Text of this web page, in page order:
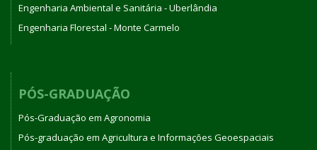
Engenharia Ambiental e Sanitária - Uberlândia
Engenharia Florestal - Monte Carmelo
PÓS-GRADUAÇÃO
Pós-Graduação em Agronomia
Pós-graduação em Agricultura e Informações Geoespaciais